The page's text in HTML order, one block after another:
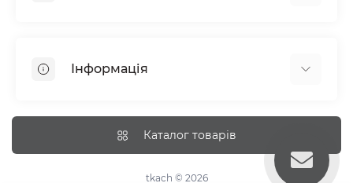
Простирадла на резинці
Інформація
Доставка
Каталог товарів
tkach © 2026